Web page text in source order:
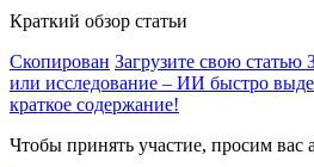
Краткий обзор статьи
Скопирован Загрузите свою статью
или исследование – ИИ быстро
краткое содержание!
Чтобы принять участие, просим вас